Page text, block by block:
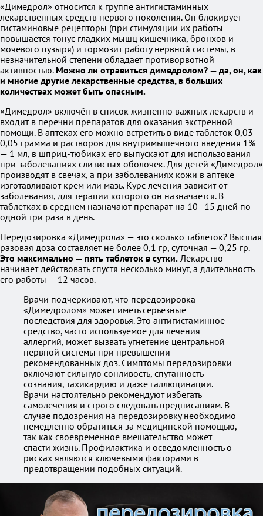
«Димедрол» относится к группе антигистаминных
лекарственных средств первого поколения. Он блокирует
гистаминовые рецепторы (при стимуляции их работы
повышается тонус гладких мышц кишечника, бронхов и
мочевого пузыря) и тормозит работу нервной системы, в
незначительной степени обладает противорвотной
активностью. Можно ли отравиться димедролом? — да, он, как
и многие другие лекарственные средства, в больших
количествах может быть опасным.
«Димедрол» включён в список жизненно важных лекарств и
входит в перечни препаратов для оказания экстренной
помощи. В аптеках его можно встретить в виде таблеток 0,03—
0,05 грамма и растворов для внутримышечного введения 1%
— 1 мл, в шприц-тюбиках его выпускают для использования
при заболеваниях слизистых оболочек. Для детей «Димедрол»
производят в свечах, а при заболеваниях кожи в аптеке
изготавливают крем или мазь. Курс лечения зависит от
заболевания, для терапии которого он назначается. В
таблетках в среднем назначают препарат на 10–15 дней по
одной три раза в день.
Передозировка «Димедрола» — это сколько таблеток? Высшая
разовая доза составляет не более 0,1 гр, суточная — 0,25 гр.
Это максимально — пять таблеток в сутки. Лекарство
начинает действовать спустя несколько минут, а длительность
его работы — 12 часов.
Врачи подчеркивают, что передозировка
«Димедролом» может иметь серьезные
последствия для здоровья. Это антигистаминное
средство, часто используемое для лечения
аллергий, может вызвать угнетение центральной
нервной системы при превышении
рекомендованных доз. Симптомы передозировки
включают сильную сонливость, спутанность
сознания, тахикардию и даже галлюцинации.
Врачи настоятельно рекомендуют избегать
самолечения и строго следовать предписаниям. В
случае подозрения на передозировку необходимо
немедленно обратиться за медицинской помощью,
так как своевременное вмешательство может
спасти жизнь. Профилактика и осведомленность о
рисках являются ключевыми факторами в
предотвращении подобных ситуаций.